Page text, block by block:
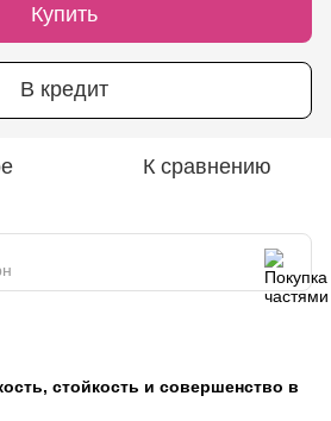
Купить
В кредит
К сравнению
стойкость и совершенство в